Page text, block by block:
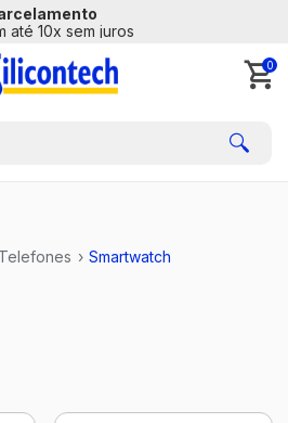
até 10x sem juros
0
› Smartwatch